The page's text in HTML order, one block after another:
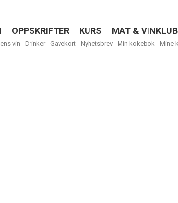
OPPSKRIFTER KURS MAT &
vin Drinker Gavekort Nyhetsbrev Min kokebok Mine